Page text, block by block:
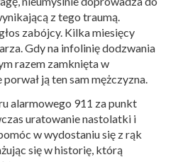
z tego traumą.
zabójcy. Kilka miesięcy
Gdy na infolinię dodzwania
razem zamknięta w
ją ten sam mężczyzna.
alarmowego 911 za punkt
uratowanie nastolatki i
w wydostaniu się z rąk
się w historię, którą